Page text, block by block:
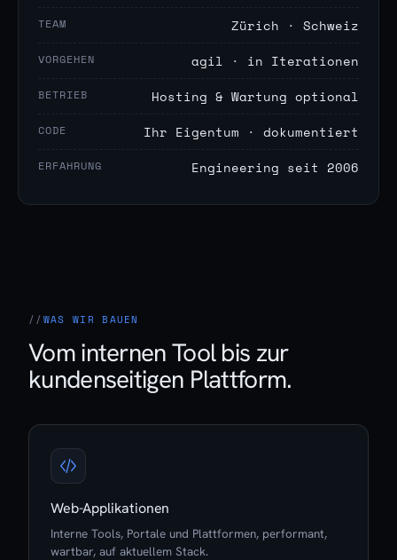
TEAM Zürich · Schweiz
VORGEHEN agil · in Iterationen
BETRIEB Hosting & Wartung optional
CODE Ihr Eigentum · dokumentiert
ERFAHRUNG Engineering seit 2006
WAS WIR BAUEN
Vom internen Tool bis zur
kundenseitigen Plattform.
Web-Applikationen
Interne Tools, Portale und Plattformen, performant,
wartbar, auf aktuellem Stack.